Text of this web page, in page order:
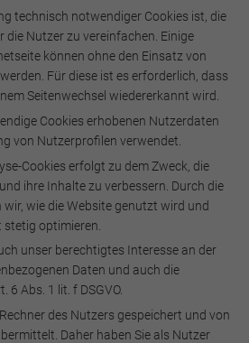
technisch notwendiger Cookies ist, die
Nutzer zu vereinfachen. Einige
können ohne den Einsatz von
Für diese ist es erforderlich, dass
Seitenwechsel wiedererkannt wird.
Cookies erhobenen Nutzerdaten
von Nutzerprofilen verwendet.
Cookies erfolgt zu dem Zweck, die
ihre Inhalte zu verbessern. Durch die
wie die Website genutzt wird und
optimieren.
unser berechtigtes Interesse an der
Daten und auch die
6 Abs. 1 lit. f DSGVO.
des Nutzers gespeichert und von
Daher haben Sie als Nutzer